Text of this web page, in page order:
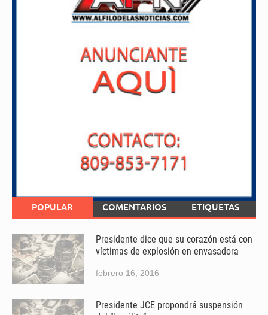
POPULAR COMENTARIOS ETIQUETAS
Presidente dice que su corazón está con
víctimas de explosión en envasadora
febrero 16, 2016
Presidente JCE propondrá suspensión